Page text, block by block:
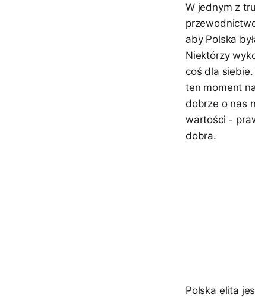
W jednym z
aby Polska
Niektórzy
coś dla
ten moment
dobrze o nas
wartości -
dobra.
Polska elita